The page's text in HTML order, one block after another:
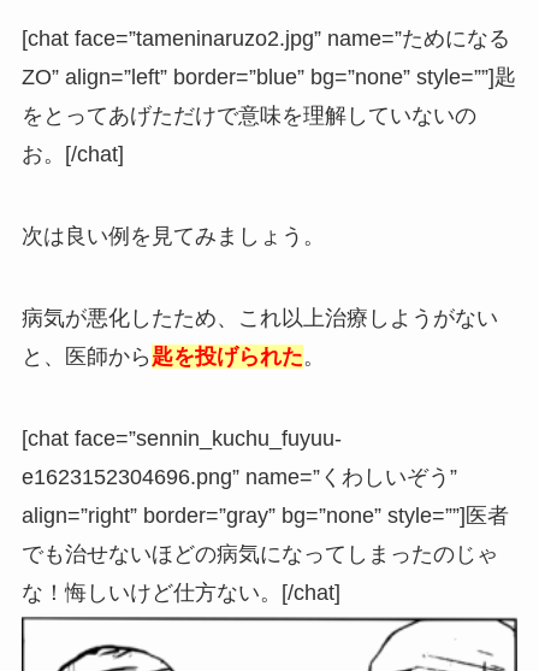
[chat face=”tameninaruzo2.jpg” name=”ためになる
ZO” align=”left” border=”blue” bg=”none” style=””]匙
をとってあげただけで意味を理解していないの
お。[/chat]
次は良い例を見てみましょう。
病気が悪化したため、これ以上治療しようがない
と、医師から 匙を投げられた。
[chat face=”sennin_kuchu_fuyuu-
e1623152304696.png” name=”くわしいぞう”
align=”right” border=”gray” bg=”none” style=””]医者
でも治せないほどの病気になってしまったのじゃ
な！悔しいけど仕方ない。[/chat]